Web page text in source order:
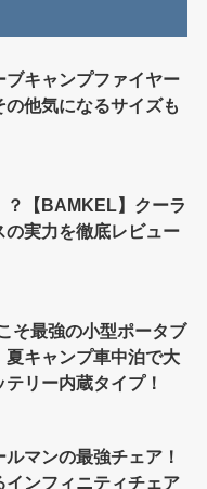
ブキャンプファイヤー
の他気になるサイズも
？【BAMKEL】クーラ
の実力を徹底レビュー
そ最強の小型ポータブ
夏キャンプ車中泊で大
リー内蔵タイプ！
ルマンの最強チェア！
インフィニティチェア